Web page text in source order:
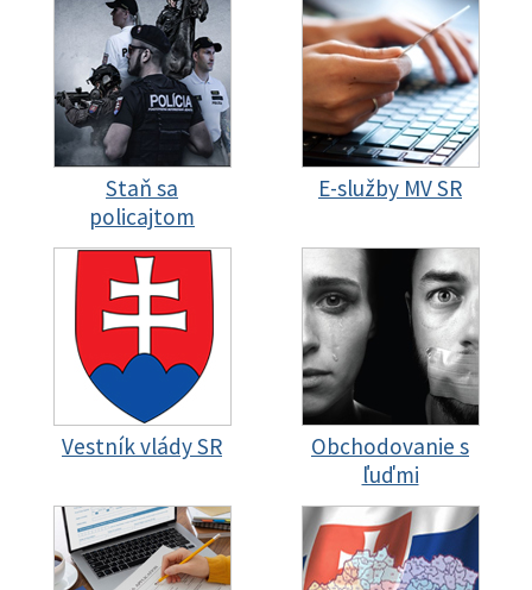
Staň sa
policajtom
E-služby MV SR
Vestník vlády SR
Obchodovanie s
ľuďmi